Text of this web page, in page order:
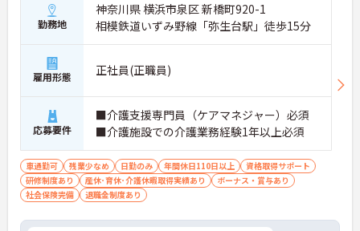
勤務地
神奈川県 横浜市泉区 新橋町920-1
相模鉄道いずみ野線「弥生台駅」徒歩15分
雇用形態 正社員(正職員)
応募要件
■介護支援専門員（ケアマネジャー）必須
■介護施設での介護業務経験1年以上必須
車通勤可 残業少なめ 日勤のみ 年間休日110日以上
資格取得サポート
研修制度あり
産休･育休･介護休暇取得実績あり
ボーナス・賞与あり
社会保険完備
退職金制度あり